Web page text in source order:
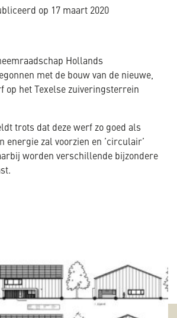
op 17 maart 2020
Hollands
met de bouw van de nieuwe,
op het Texelse zuiveringsterrein
trots dat deze werf zo goed als
energie zal voorzien en ’circulair’
worden verschillende bijzondere